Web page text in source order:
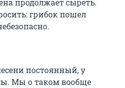
продолжает сыреть.
грибок пошел
постоянный, у
Мы о таком вообще